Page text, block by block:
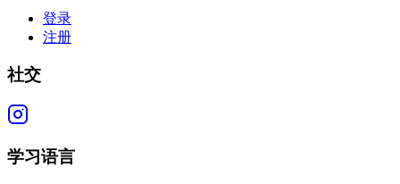
登录
注册
社交
学习语言